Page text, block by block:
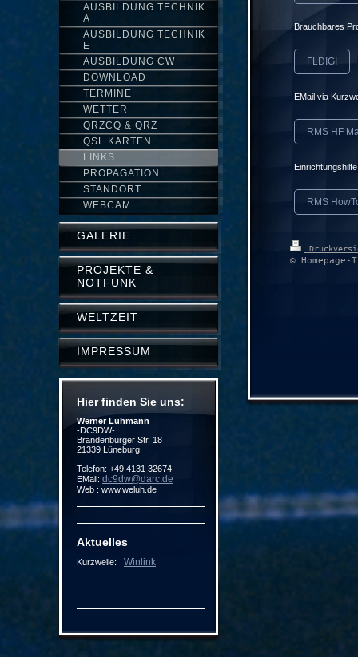
Brauchbares
FLDIGI
EMail via
RMS HF
RMS
©
AUSBILDUNG TECHNIK
A
AUSBILDUNG TECHNIK
E
AUSBILDUNG CW
DOWNLOAD
TERMINE
WETTER
QRZCQ & QRZ
QSL KARTEN
LINKS
PROPAGATION
STANDORT
WEBCAM
GALERIE
PROJEKTE &
NOTFUNK
WELTZEIT
IMPRESSUM
Hier finden Sie uns:
Werner Luhmann
-DC9DW-
Brandenburger Str. 18
21339 Lüneburg
Telefon: +49 4131 32674
EMail: dc9dw@darc.de
Web : www.weluh.de
Aktuelles
Kurzwelle: Winlink